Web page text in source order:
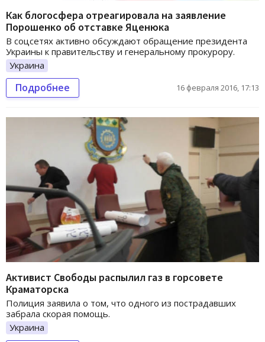
Как блогосфера отреагировала на заявление
Порошенко об отставке Яценюка
В соцсетях активно обсуждают обращение президента
Украины к правительству и генеральному прокурору.
Украина
Подробнее 16 февраля 2016, 17:13
Активист Свободы распылил газ в горсовете
Краматорска
Полиция заявила о том, что одного из пострадавших
забрала скорая помощь.
Украина